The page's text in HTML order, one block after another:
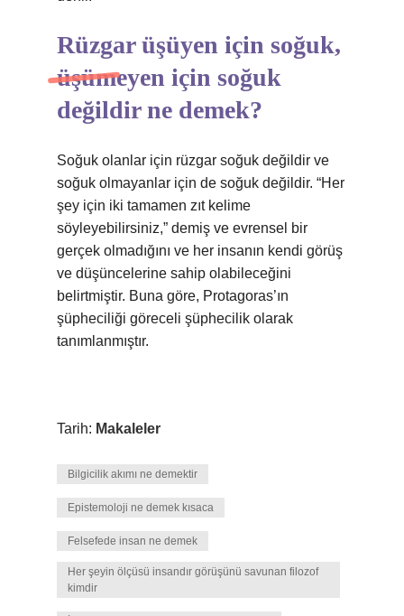
Rüzgar üşüyen için soğuk,
üşümeyen için soğuk
değildir ne demek?
Soğuk olanlar için rüzgar soğuk değildir ve
soğuk olmayanlar için de soğuk değildir. “Her
şey için iki tamamen zıt kelime
söyleyebilirsiniz,” demiş ve evrensel bir
gerçek olmadığını ve her insanın kendi görüş
ve düşüncelerine sahip olabileceğini
belirtmiştir. Buna göre, Protagoras’ın
şüpheciliği göreceli şüphecilik olarak
tanımlanmıştır.
Tarih: Makaleler
Bilgicilik akımı ne demektir
Epistemoloji ne demek kısaca
Felsefede insan ne demek
Her şeyin ölçüsü insandır görüşünü savunan filozof
kimdir